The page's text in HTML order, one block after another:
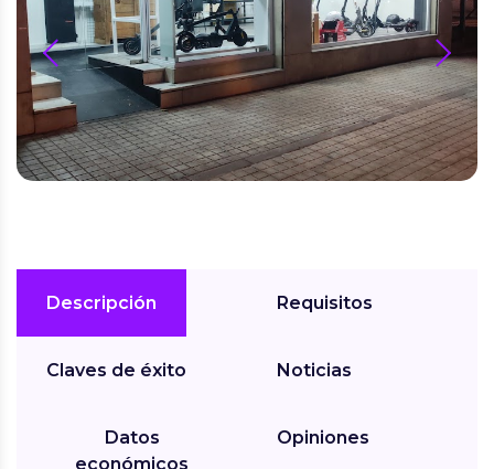
prev next
Descripción
Claves de éxito
Datos
económicos
Requisitos
Noticias
Opiniones